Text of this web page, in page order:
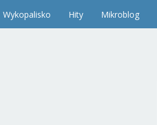
Wykopalisko Hity Mikroblog